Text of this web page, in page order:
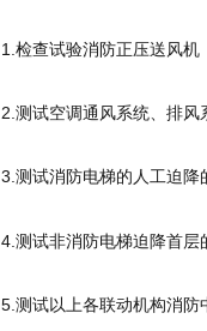
1.检查试验消防正压送风机
2.测试空调通风系统、排风
3.测试消防电梯的人工迫降
4.测试非消防电梯迫降首层
5.测试以上各联动机构消防